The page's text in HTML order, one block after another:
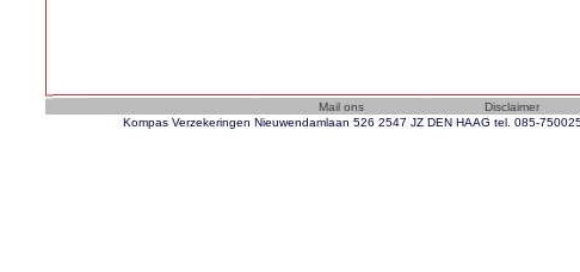
Kompas Verzekeringen Nieuwendamlaan 526 2547 JZ DEN HAAG tel. 085-